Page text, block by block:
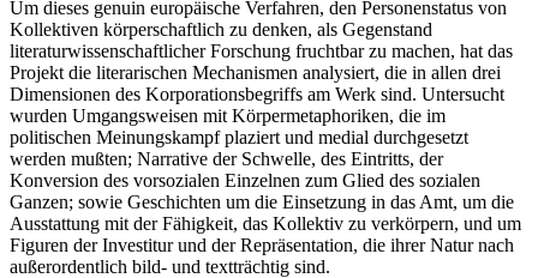
Um dieses genuin europäische Verfahren, den Personenstatus von
Kollektiven körperschaftlich zu denken, als Gegenstand
literaturwissenschaftlicher Forschung fruchtbar zu machen, hat das
Projekt die literarischen Mechanismen analysiert, die in allen drei
Dimensionen des Korporationsbegriffs am Werk sind. Untersucht
wurden Umgangsweisen mit Körpermetaphoriken, die im
politischen Meinungskampf plaziert und medial durchgesetzt
werden mußten; Narrative der Schwelle, des Eintritts, der
Konversion des vorsozialen Einzelnen zum Glied des sozialen
Ganzen; sowie Geschichten um die Einsetzung in das Amt, um die
Ausstattung mit der Fähigkeit, das Kollektiv zu verkörpern, und um
Figuren der Investitur und der Repräsentation, die ihrer Natur nach
außerordentlich bild- und textträchtig sind.